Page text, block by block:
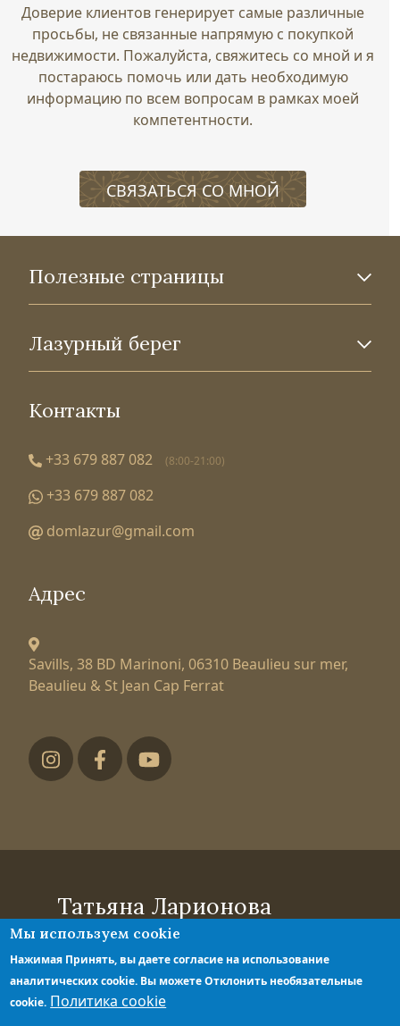
Доверие клиентов генерирует самые различные
просьбы, не связанные напрямую с покупкой
недвижимости. Пожалуйста, свяжитесь со мной и я
постараюсь помочь или дать необходимую
информацию по всем вопросам в рамках моей
компетентности.
СВЯЗАТЬСЯ СО МНОЙ
Полезные страницы
Лазурный берег
Контакты
+33 679 887 082 (8:00-21:00)
+33 679 887 082
domlazur@gmail.com
Адрес
Savills, 38 BD Marinoni, 06310 Beaulieu sur mer,
Beaulieu & St Jean Cap Ferrat
Татьяна Ларионова
эксперт по элитной недвижимости
Политика конфиденциальности
Правила обработки персональных
данных
Мы используем cookie
Нажимая Принять, вы даете согласие на использование
аналитических cookie. Вы можете Отклонить необязательные
cookie. Политика cookie